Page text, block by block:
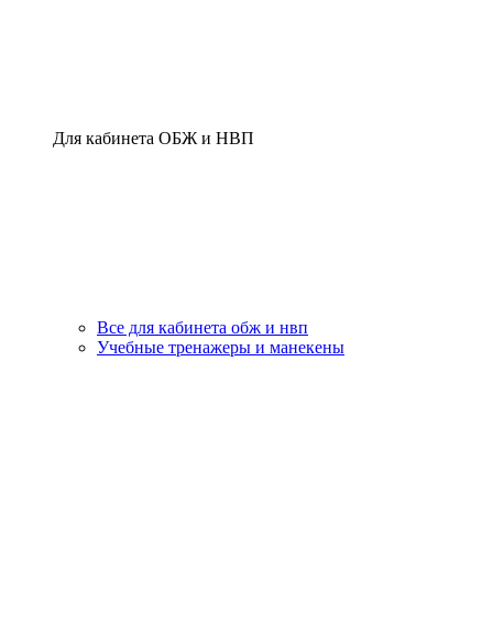
Для кабинета ОБЖ и НВП
Все для кабинета обж и нвп
Учебные тренажеры и манекены